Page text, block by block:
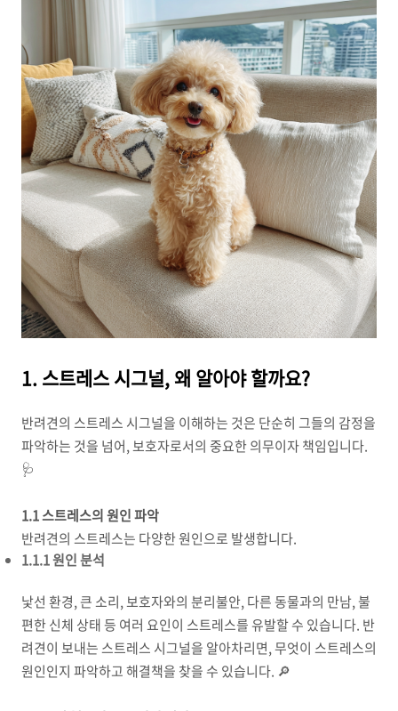
1. 스트레스 시그널, 왜 알아야 할까요?
반려견의 스트레스 시그널을 이해하는 것은 단순히 그들의 감정을
파악하는 것을 넘어, 보호자로서의 중요한 의무이자 책임입니다.
🩺
1.1 스트레스의 원인 파악
반려견의 스트레스는 다양한 원인으로 발생합니다.
1.1.1 원인 분석
낯선 환경, 큰 소리, 보호자와의 분리불안, 다른 동물과의 만남, 불
편한 신체 상태 등 여러 요인이 스트레스를 유발할 수 있습니다. 반
려견이 보내는 스트레스 시그널을 알아차리면, 무엇이 스트레스의
원인인지 파악하고 해결책을 찾을 수 있습니다. 🔎